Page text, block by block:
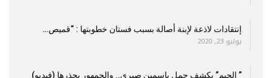
إنتقادات لاذعة لإبنة أصالة بسبب فستان خطوبتها : “قميص…
يوليو 23, 2020
” الجيم” يكشف حمل ياسمين صبري.. والجمهور يحذرها (فيديو)